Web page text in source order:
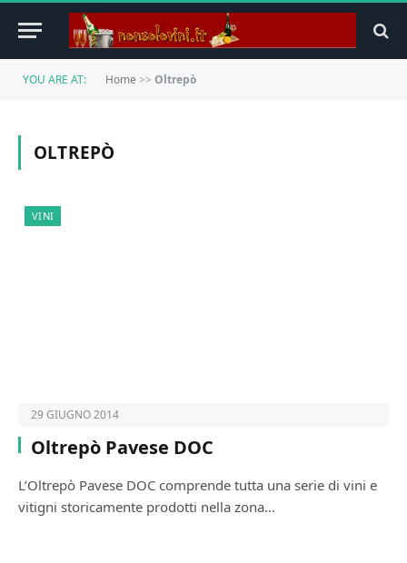
YOU ARE AT: Home >> Oltrepò
OLTREPÒ
VINI
29 GIUGNO 2014
Oltrepò Pavese DOC
L’Oltrepò Pavese DOC comprende tutta una serie di vini e
vitigni storicamente prodotti nella zona…